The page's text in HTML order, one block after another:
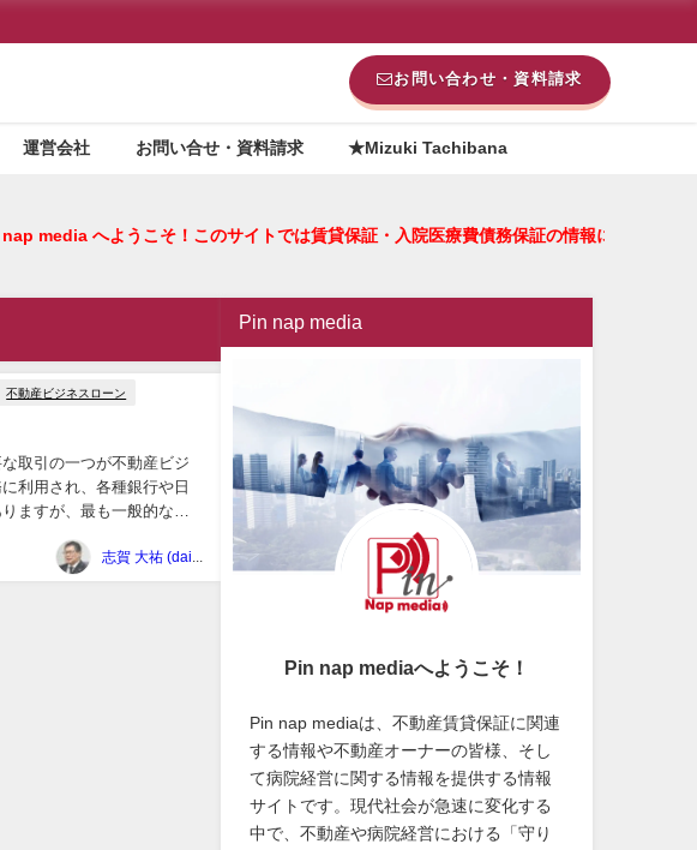
お問い合わせ・資料請求
運営会社 お問い合せ・資料請求 ★Mizuki Tachibana
へようこそ！このサイトでは賃貸保証・入院医療費債務保証の情報に関わ
不動産ビジネスローン
取引の一つが不動産ビジ
利用され、各種銀行や日
ますが、最も一般的なカ
Pin nap media
Pin nap mediaへようこそ！
Pin nap mediaは、不動産賃貸保証に関連
する情報や不動産オーナーの皆様、そし
て病院経営に関する情報を提供する情報
サイトです。現代社会が急速に変化する
中で、不動産や病院経営における「守り